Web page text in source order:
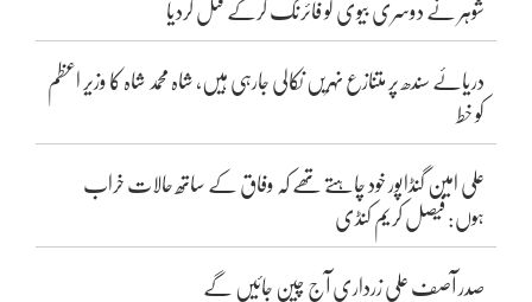
شوہر نے دوسری بیوی کو فائرنگ کرکے قتل کردیا
دریائے سندھ پر متنازع نہریں نکالی جارہی ہیں، شاہ محمد شاہ کا وزیر اعظم
کو خط
علی امین گنڈاپور خود چاہتے تھے کہ وفاق کے ساتھ حالات خراب
ہوں: فیصل کریم کنڈی
صدر آصف علی زرداری آج چین جائیں گے